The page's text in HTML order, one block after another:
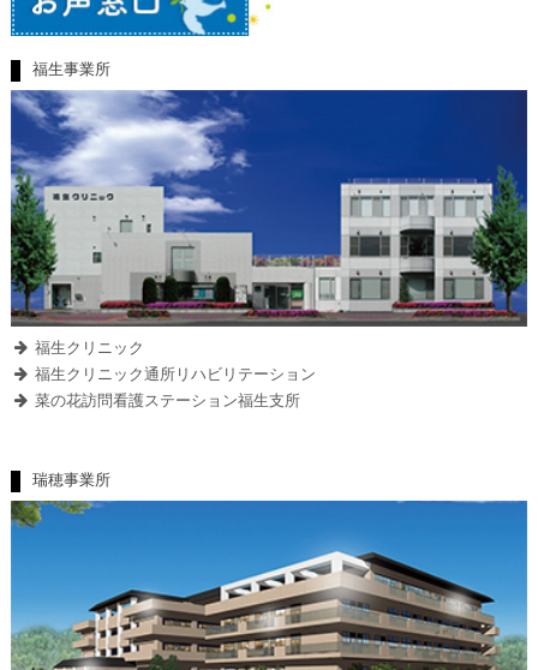
福生事業所
福生クリニック
福生クリニック通所リハビリテーション
菜の花訪問看護ステーション福生支所
瑞穂事業所